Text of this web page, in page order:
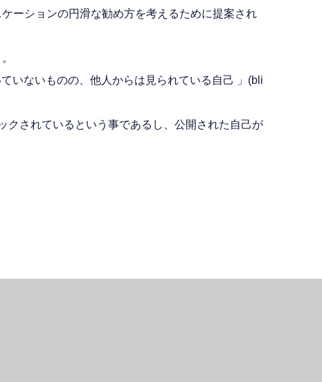
ーションの円滑な勧め方を考えるために提案され
いないものの、他人からは見られている自己 」(bli
クされているという事であるし、公開された自己が